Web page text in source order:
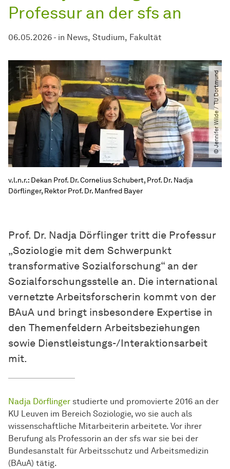
Professur an der sfs an
06.05.2026 - in News Studium Fakultät
© Jennifer Wilde ​/​ TU Dortmund
v.l.n.r.: Dekan Prof. Dr. Cornelius Schubert, Prof. Dr. Nadja
Dörflinger, Rektor Prof. Dr. Manfred Bayer
Prof. Dr. Nadja Dörflinger tritt die Professur
„Soziologie mit dem Schwerpunkt
transformative Sozialforschung“ an der
Sozialforschungsstelle an. Die international
vernetzte Arbeitsforscherin kommt von der
BAuA und bringt insbesondere Expertise in
den Themenfeldern Arbeitsbeziehungen
sowie Dienstleistungs-/Interaktionsarbeit
mit.
Nadja Dörflinger studierte und promovierte 2016 an der
KU Leuven im Bereich Soziologie, wo sie auch als
wissenschaftliche Mitarbeiterin arbeitete. Vor ihrer
Berufung als Professorin an der sfs war sie bei der
Bundesanstalt für Arbeitsschutz und Arbeitsmedizin
(BAuA) tätig.